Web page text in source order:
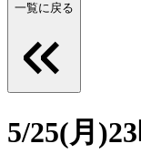
一覧に戻る
5/25(月